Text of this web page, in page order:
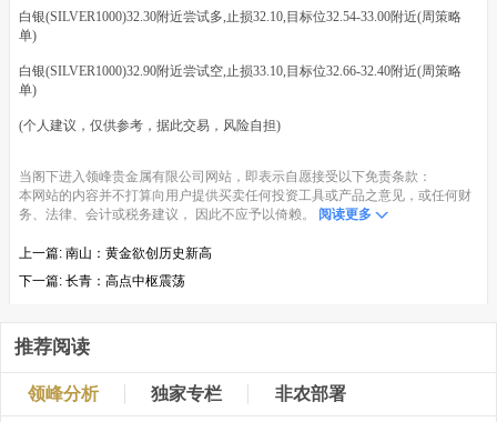
白银(SILVER1000)32.30附近尝试多,止损32.10,目标位32.54-33.00附近(周策略
单)
白银(SILVER1000)32.90附近尝试空,止损33.10,目标位32.66-32.40附近(周策略
单)
(个人建议，仅供参考，据此交易，风险自担)
当阁下进入领峰贵金属有限公司网站，即表示自愿接受以下免责条款：
本网站的内容并不打算向用户提供买卖任何投资工具或产品之意见，或任何财
务、法律、会计或税务建议， 因此不应予以倚赖。
阅读更多
上一篇: 南山：黄金欲创历史新高
下一篇: 长青：高点中枢震荡
推荐阅读
领峰分析 独家专栏 非农部署